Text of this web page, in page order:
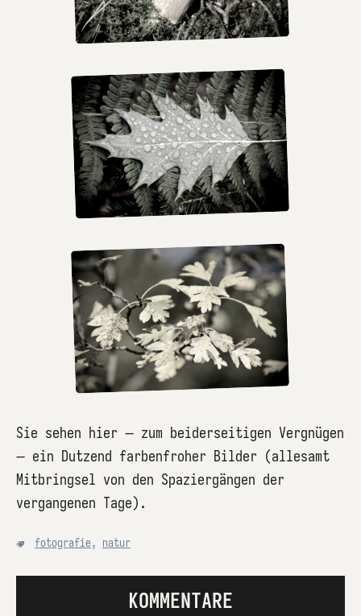
Sie sehen hier – zum beiderseitigen Vergnügen
– ein Dutzend farbenfroher Bilder (allesamt
Mitbringsel von den Spaziergängen der
vergangenen Tage).
fotografie, natur
KOMMENTARE